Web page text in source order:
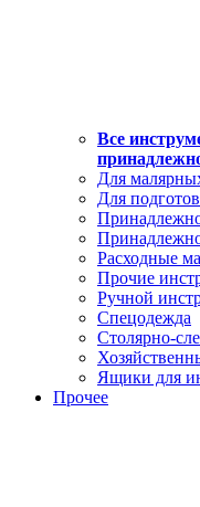
Все
Для
Для
Расходные
Прочие
Ручной
Спецодежда
Столярно-
Ящики для
Прочее